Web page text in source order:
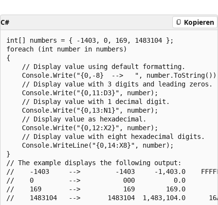
C# Kopieren
int[] numbers = { -1403, 0, 169, 1483104 };
foreach (int number in numbers)
{
    // Display value using default formatting.
Console.Write("{0,-8}  -->   ",
    // Display value with 3 digits and leading zeros.
    Console.Write("{0,11:D3}", number);
    // Display value with 1 decimal digit.
    Console.Write("{0,13:N1}", number);
    // Display value as hexadecimal.
    Console.Write("{0,12:X2}", number);
    // Display value with eight hexadecimal digits.
    Console.WriteLine("{0,14:X8}", number);
}
// The example displays the following output:
//    -1403     -->         -1403     -1,403.0
//    0         -->           000          0.0
//    169       -->           169        169.0